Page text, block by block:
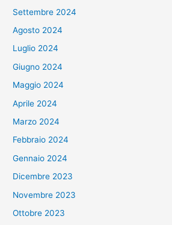
Settembre 2024
Agosto 2024
Luglio 2024
Giugno 2024
Maggio 2024
Aprile 2024
Marzo 2024
Febbraio 2024
Gennaio 2024
Dicembre 2023
Novembre 2023
Ottobre 2023